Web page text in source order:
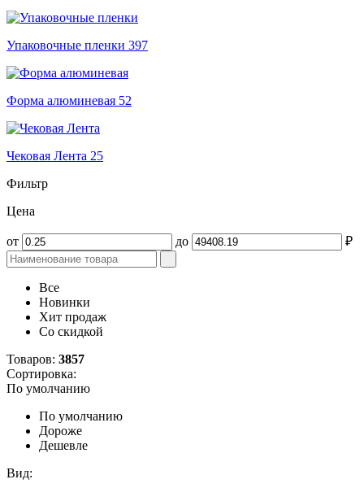
Упаковочные пленки 397
Форма алюминевая 52
Чековая Лента 25
Фильтр
Цена
от до ₽
Все
Новинки
Хит продаж
Со скидкой
Товаров: 3857
Сортировка:
По умолчанию
По умолчанию
Дороже
Дешевле
Вид: